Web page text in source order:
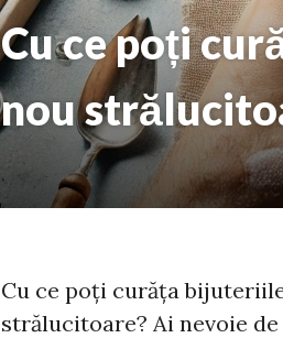
Cu ce poți
nou
Cu ce poți curăța
strălucitoare? Ai nevoie